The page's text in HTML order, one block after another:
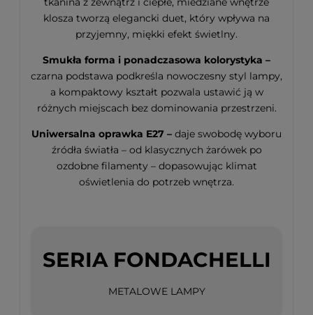
klosza tworzą elegancki duet, który wpływa na
przyjemny, miękki efekt świetlny.
Smukła forma i ponadczasowa kolorystyka –
czarna podstawa podkreśla nowoczesny styl lampy,
a kompaktowy kształt pozwala ustawić ją w
różnych miejscach bez dominowania przestrzeni.
Uniwersalna oprawka E27 – daje swobodę wyboru
źródła światła – od klasycznych żarówek po
ozdobne filamenty – dopasowując klimat
oświetlenia do potrzeb wnętrza.
SERIA FONDACHELLI
METALOWE LAMPY